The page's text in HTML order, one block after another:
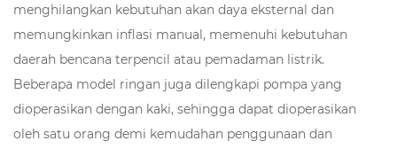
menghilangkan kebutuhan akan daya eksternal dan
memungkinkan inflasi manual, memenuhi kebutuhan
daerah bencana terpencil atau pemadaman listrik.
Beberapa model ringan juga dilengkapi pompa yang
dioperasikan dengan kaki, sehingga dapat dioperasikan
oleh satu orang demi kemudahan penggunaan dan